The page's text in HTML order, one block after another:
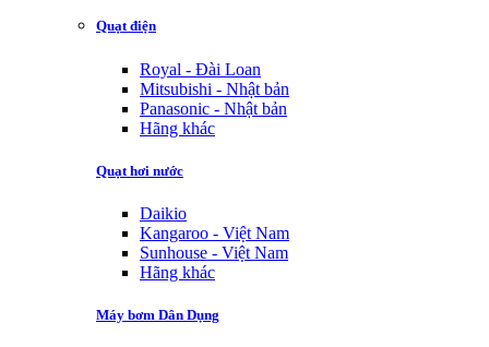
Quạt điện
Royal - Đài Loan
Mitsubishi - Nhật bản
Panasonic - Nhật bản
Hãng khác
Quạt hơi nước
Daikio
Kangaroo - Việt Nam
Sunhouse - Việt Nam
Hãng khác
Máy bơm Dân Dụng